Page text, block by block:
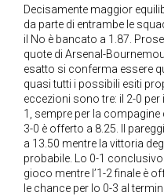
Decisamente maggior
da parte di entrambe le
il No è bancato a 1.87.
quote di Arsenal-
esatto si conferma essere
quasi tutti i possibili esiti
eccezioni sono tre: il 2-0
1, sempre per la compagine
3-0 è offerto a 8.25. Il
a 13.50 mentre la vittoria
probabile. Lo 0-1
gioco mentre l’1-2 finale è
le chance per lo 0-3 al